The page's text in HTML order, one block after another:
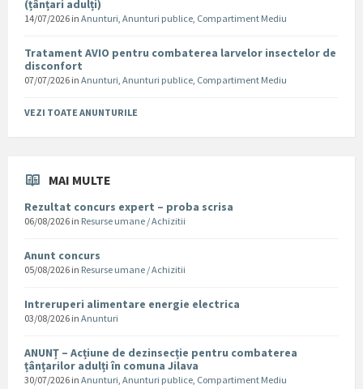
(țânțari adulți)
14/07/2026 in Anunturi, Anunturi publice, Compartiment Mediu
Tratament AVIO pentru combaterea larvelor insectelor de
disconfort
07/07/2026 in Anunturi, Anunturi publice, Compartiment Mediu
VEZI TOATE ANUNTURILE
MAI MULTE
Rezultat concurs expert – proba scrisa
06/08/2026 in Resurse umane / Achizitii
Anunt concurs
05/08/2026 in Resurse umane / Achizitii
Intreruperi alimentare energie electrica
03/08/2026 in Anunturi
ANUNȚ – Acțiune de dezinsecție pentru combaterea
țânțarilor adulți în comuna Jilava
30/07/2026 in Anunturi, Anunturi publice, Compartiment Mediu